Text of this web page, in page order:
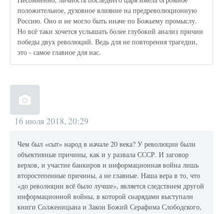
положительное, духовное влияние на предреволюционную
Россию. Оно и не могло быть иначе по Божьему промыслу.
Но всё таки хочется услышать более глубокий анализ причин
победы двух революций. Ведь для не повторения трагедии,
это - самое главное для нас.
16 июля 2018, 20:29
Чем был «сыт» народ в начале 20 века? У революции были
объективные причины, как и у развала СССР. И заговор
верхов, и участие банкиров и информационная война лишь
второстепенные причины, а не главные. Наша вера в то, что
«до революции всё было лучше», является следствием другой
информационной войны, в которой снарядами выступали
книги Солженицына и Закон Божий Серафима Слободского,